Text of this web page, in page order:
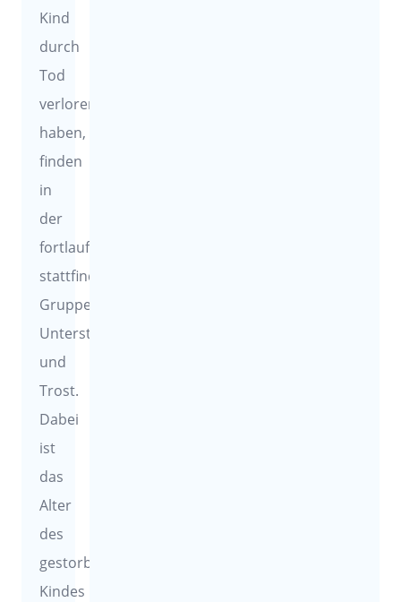
Kind
durch
Tod
verloren
haben,
finden
in
der
fortlaufend
stattfindenden
Gruppe
Unterstützung
und
Trost.
Dabei
ist
das
Alter
des
gestorbenen
Kindes